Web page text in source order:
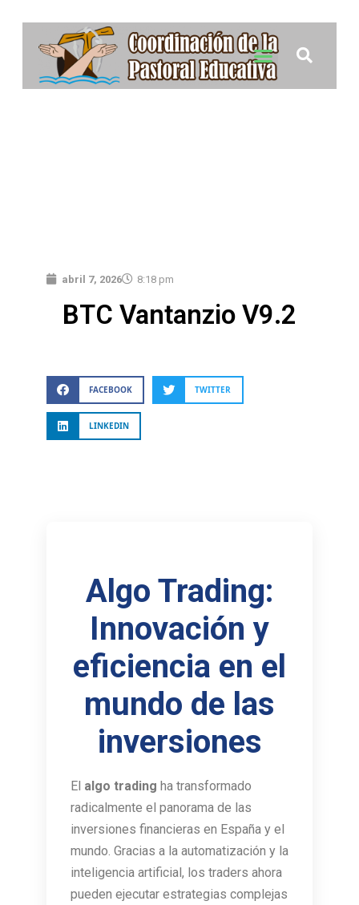
abril 7, 2026 8:18 pm
BTC Vantanzio V9.2
FACEBOOK TWITTER
LINKEDIN
Algo Trading:
Innovación y
eficiencia en el
mundo de las
inversiones
El algo trading ha transformado
radicalmente el panorama de las
inversiones financieras en España y el
mundo. Gracias a la automatización y la
inteligencia artificial, los traders ahora
pueden ejecutar estrategias complejas